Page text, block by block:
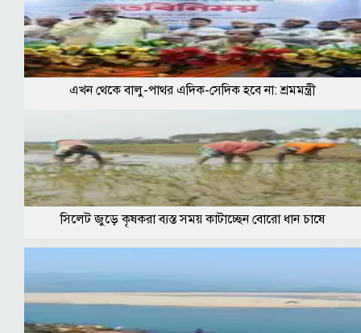
এখন থেকে বালু-পাথর এদিক-সেদিক হবে না: শ্রমমন্ত্রী
সিলেট জুড়ে কৃষকরা ব্যস্ত সময় কাটাচ্ছেন বোরো ধান চাষে